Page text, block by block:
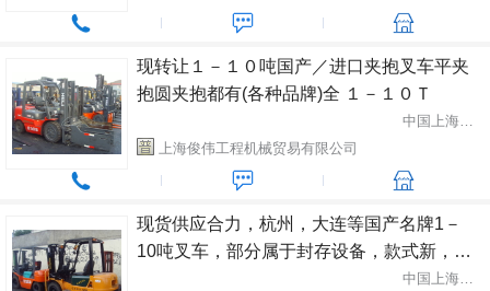
现转让１－１０吨国产／进口夹抱叉车平夹
抱圆夹抱都有(各种品牌)全 １－１０Ｔ
中国上海市闵行区
上海俊伟工程机械贸易有限公司
现货供应合力，杭州，大连等国产名牌1－
10吨叉车，部分属于封存设备，款式新，成
色好，原装漆，欲购从速 1-10吨各种品牌 中国上海市闵行区